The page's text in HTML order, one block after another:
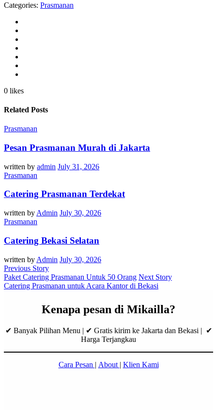
Categories: Prasmanan
0 likes
Related Posts
Prasmanan
Pesan Prasmanan Murah di Jakarta
written by admin July 31, 2026
Prasmanan
Catering Prasmanan Terdekat
written by Admin July 30, 2026
Prasmanan
Catering Bekasi Selatan
written by Admin July 30, 2026
Previous Story
Paket Catering Prasmanan Untuk 50 Orang Next Story
Catering Prasmanan untuk Acara Kantor di Bekasi
Kenapa pesan di Mikailla?
✔ Banyak Pilihan Menu | ✔ Gratis kirim ke Jakarta dan Bekasi | ✔
Harga Terjangkau
Cara Pesan | About | Klien Kami